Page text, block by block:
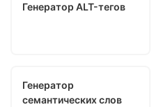
Генератор ALT-тегов
Генератор
семантических слов